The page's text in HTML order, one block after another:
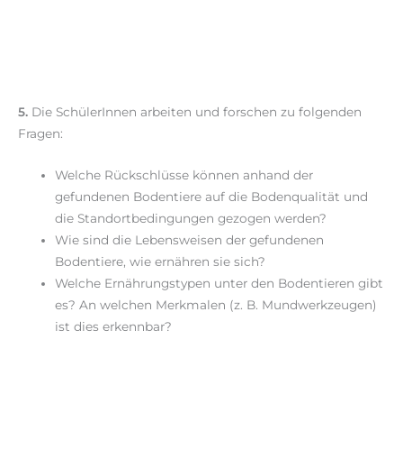
5. Die SchülerInnen arbeiten und forschen zu folgenden
Fragen:
Welche Rückschlüsse können anhand der
gefundenen Bodentiere auf die Bodenqualität und
die Standortbedingungen gezogen werden?
Wie sind die Lebensweisen der gefundenen
Bodentiere, wie ernähren sie sich?
Welche Ernährungstypen unter den Bodentieren gibt
es? An welchen Merkmalen (z. B. Mundwerkzeugen)
ist dies erkennbar?